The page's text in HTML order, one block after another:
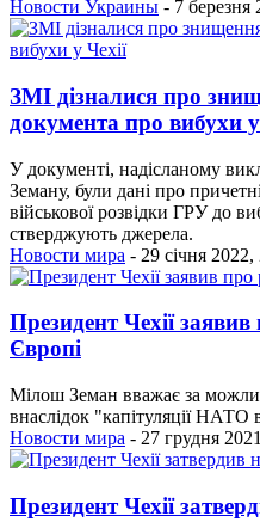
Новости Украины - 7 березня
ЗМІ дізналися про
документа про вибухи у
У документі, надісланому
Земану, були дані про
військової розвідки ГРУ до
стверджують джерела.
Новости мира - 29 січня 2022,
Президент Чехії
Європі
Мілош Земан вважає за
внаслідок "капітуляції НАТО
Новости мира - 27 грудня
Президент Чехії